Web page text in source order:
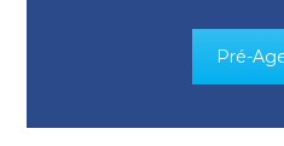
Pré-